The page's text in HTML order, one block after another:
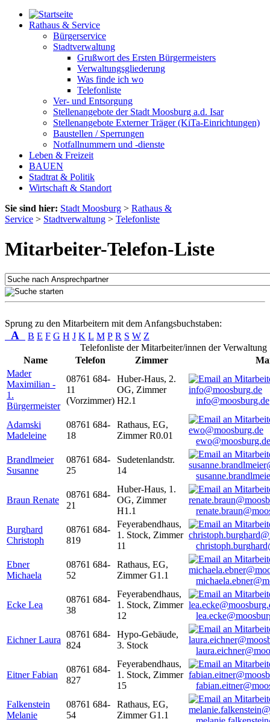
Rathaus & Service
Bürgerservice
Stadtverwaltung
Grußwort des Ersten Bürgermeisters
Verwaltungsgliederung
Was finde ich wo
Telefonliste
Ver- und Entsorgung
Stellenangebote der Stadt Moosburg a.d. Isar
Stellenangebote Externer Träger (KiTa-Einrichtungen)
Baustellen / Sperrungen
Notfallnummern und -dienste
Leben & Freizeit
BAUEN
Stadtrat & Politik
Wirtschaft & Standort
Sie sind hier: Stadt Moosburg > Rathaus &
Service > Stadtverwaltung > Telefonliste
Mitarbeiter-Telefon-Liste
Sprung zu den Mitarbeitern mit dem Anfangsbuchstaben:
A B E F G H J K L M P R S W Z
Telefonliste der Mitarbeiter/innen der Verwaltung
Name
Telefon Zimmer
Mader
Maximilian -
1.
Bürgermeister
08761 684-
11
(Vorzimmer)
Huber-Haus, 2.
OG, Zimmer
H2.1
info@moosburg.de
Adamski
Madeleine
08761 684-
18
Rathaus, EG,
Zimmer R0.01
ewo@moosburg.de
Brandlmeier
Susanne
08761 684-
25
Sudetenlandstr.
14
Braun Renate
08761 684-
21
Huber-Haus, 1.
OG, Zimmer
H1.1
Burghard
Christoph
08761 684-
819
Feyerabendhaus,
1. Stock, Zimmer
11
Ebner
Michaela
08761 684-
52
Rathaus, EG,
Zimmer G1.1
Ecke Lea
08761 684-
38
Feyerabendhaus,
1. Stock, Zimmer
12
Eichner Laura
08761 684-
824
Hypo-Gebäude,
3. Stock
Eitner Fabian
08761 684-
827
Feyerabendhaus,
1. Stock, Zimmer
15
Falkenstein
Melanie
08761 684-
54
Rathaus, EG,
Zimmer G1.1